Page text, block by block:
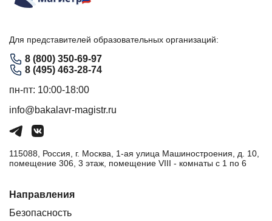
Для представителей образовательных организаций:
8 (800) 350-69-97
8 (495) 463-28-74
пн-пт: 10:00-18:00
info@bakalavr-magistr.ru
115088, Россия, г. Москва, 1-ая улица Машиностроения, д. 10,
помещение 306, 3 этаж, помещение VIII - комнаты с 1 по 6
Направления
Безопасность